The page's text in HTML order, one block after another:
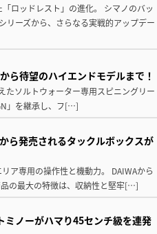
ロッドレスト」の進化。 シマノのバッ
リーズから、さらなる実戦的アップデー
ら待望のハイエンドモデルまで！
たソルトウォーター専用スピニングリー
」を継承し、フ[…]
ら発売されるタックルボックスが
ア専用の操作性と機動力。 DAIWAから
の最大の特徴は、収納性と堅牢[…]
ミノーがハマり45センチ級を連発